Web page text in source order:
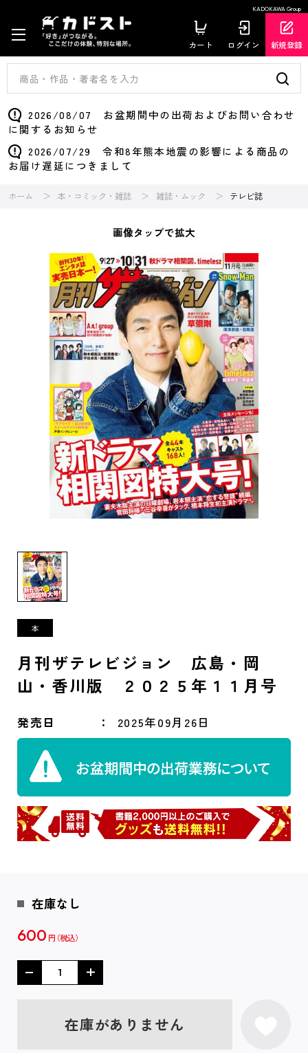
KADOKAWA Group
カート ログイン 新規登録
2026/08/07 お盆期間中の出荷およびお問い合わせ
に関するお知らせ
2026/07/29 令和8年熊本地震の影響による商品の
お届け遅延につきまして
ホーム 本・コミック・雑誌 雑誌・ムック テレビ誌
画像タップで拡大
月刊ザテレビジョン 広島・岡
山・香川版 ２０２５年１１月号
発売日 2025年09月26日
在庫なし
600 円
在庫がありません